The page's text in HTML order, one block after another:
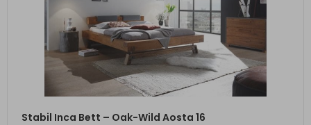
ZUM PRODUKT
Stabil Inca Bett – Oak-Wild Aosta 16